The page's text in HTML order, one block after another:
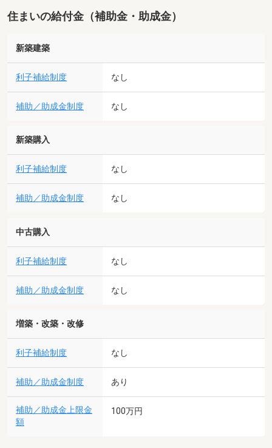
住まいの給付金（補助金・助成金）
新築建築
利子補給制度 なし
補助／助成金制度 なし
新築購入
利子補給制度 なし
補助／助成金制度 なし
中古購入
利子補給制度 なし
補助／助成金制度 なし
増築・改築・改修
利子補給制度 なし
補助／助成金制度 あり
補助／助成金上限金
額
100万円